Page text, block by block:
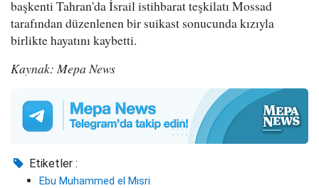
başkenti Tahran'da İsrail istihbarat teşkilatı Mossad
tarafından düzenlenen bir suikast sonucunda kızıyla
birlikte hayatını kaybetti.
Kaynak: Mepa News
Etiketler :
Ebu Muhammed el Mısri